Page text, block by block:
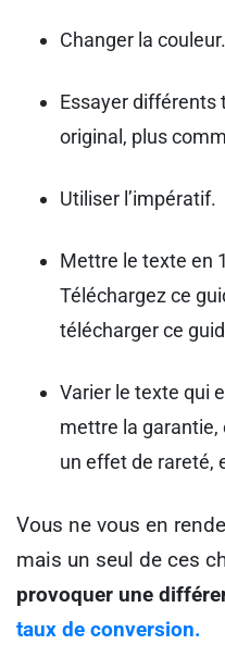
Changer la couleur.
Essayer différents
original, plus
Utiliser l’impératif.
Mettre le texte en
Téléchargez ce
télécharger ce
Varier le texte qui
mettre la garantie,
un effet de rareté,
Vous ne vous en
mais un seul de ces
provoquer une
taux de conversion.